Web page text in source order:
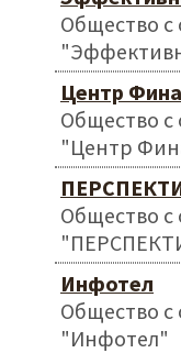
Общество с
Центр
Общество с
"Центр
Общество с
Инфотел
Общество с
"Инфотел"